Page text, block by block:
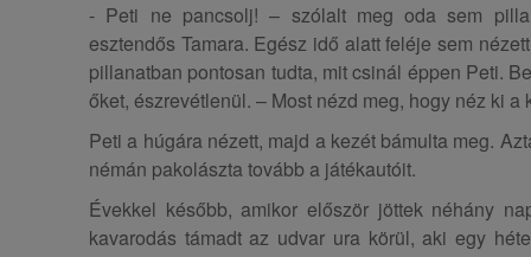
- Peti ne pancsolj! – szólalt meg oda sem
esztendős Tamara. Egész idő alatt feléje sem
pillanatban pontosan tudta, mit csinál éppen Peti.
őket, észrevétlenül. – Most nézd meg, hogy néz ki a
Peti a húgára nézett, majd a kezét bámulta meg.
némán pakolászta tovább a játékautóit.
Évekkel később, amikor először jöttek néhány
kavarodás támadt az udvar ura körül, aki egy